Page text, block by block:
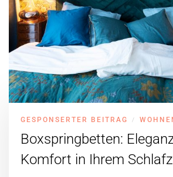
GESPONSERTER BEITRAG /
Boxspringbetten:
Komfort in Ihrem